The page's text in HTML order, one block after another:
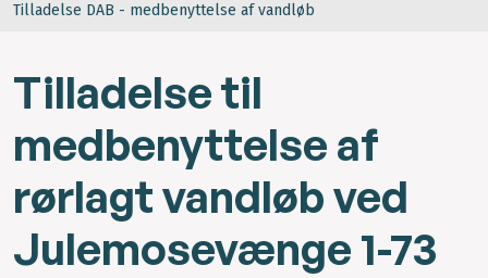
Tilladelse DAB - medbenyttelse af vandløb
Tilladelse til
medbenyttelse af
rørlagt vandløb ved
Julemosevænge 1-73